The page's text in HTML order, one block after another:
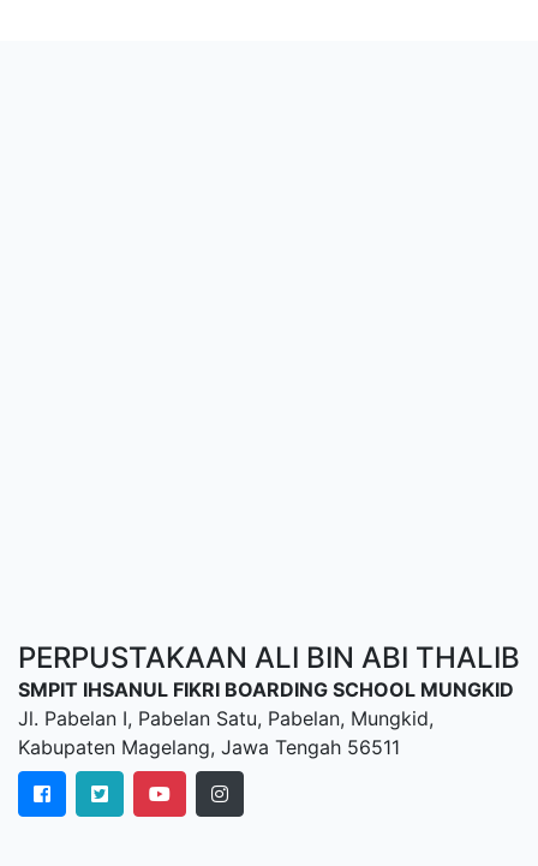
PERPUSTAKAAN ALI BIN ABI THALIB
SMPIT IHSANUL FIKRI BOARDING SCHOOL MUNGKID
Jl. Pabelan I, Pabelan Satu, Pabelan, Mungkid,
Kabupaten Magelang, Jawa Tengah 56511